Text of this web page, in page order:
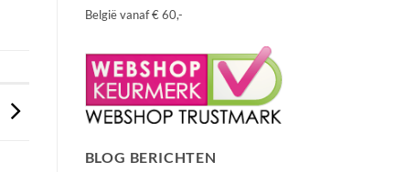
België vanaf € 60,-
BLOG BERICHTEN